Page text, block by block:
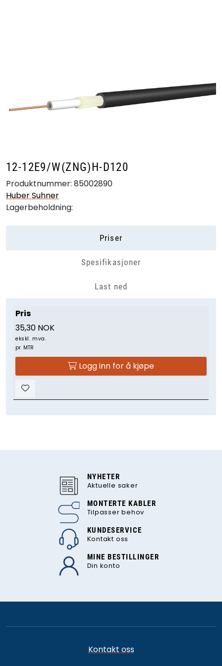
12-12E9/W(ZNG)H-D120
Produktnummer: 85002890
Huber Suhner
Lagerbeholdning:
Priser
Spesifikasjoner
Last ned
Pris
35,30 NOK
ekskl. mva.
pr. MTR
Logg inn for å kjøpe
NYHETER
Aktuelle saker
MONTERTE KABLER
Tilpasser behov
KUNDESERVICE
Kontakt oss
MINE BESTILLINGER
Din konto
Kontakt oss